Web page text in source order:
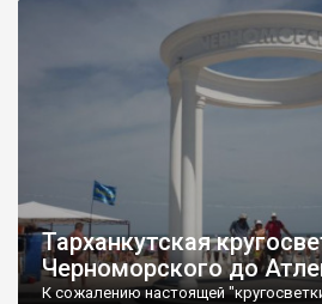
Тарханкутская
Черноморского до
К сожалению настоящей